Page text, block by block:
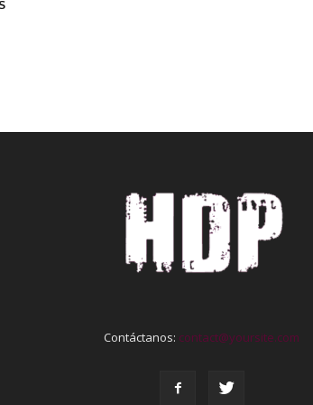
Contáctanos: contact@yoursite.com